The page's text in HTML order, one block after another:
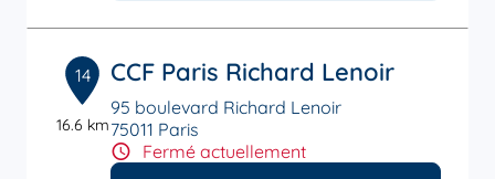
14
16.6 km
CCF Paris Richard Lenoir
95 boulevard Richard Lenoir
75011 Paris
Fermé actuellement